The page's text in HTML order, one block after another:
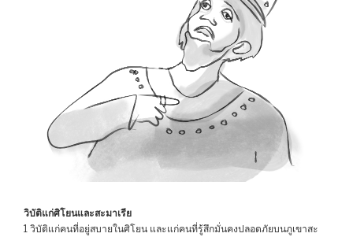
วิบัติแก่ศิโยนและสะมาเรีย
1 วิบัติแก่คนที่อยู่สบายในศิโยน และแก่คนที่รู้สึกมั่นคงปลอดภัยบนภูเขาสะ